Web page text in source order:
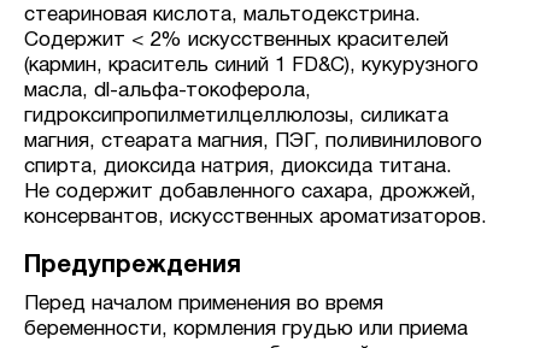
стеариновая кислота, мальтодекстрина.
Содержит < 2% искусственных красителей
(кармин, краситель синий 1 FD&С), кукурузного
масла, dl-альфа-токоферола,
гидроксипропилметилцеллюлозы, силиката
магния, стеарата магния, ПЭГ, поливинилового
спирта, диоксида натрия, диоксида титана.
Не содержит добавленного сахара, дрожжей,
консервантов, искусственных ароматизаторов.
Предупреждения
Перед началом применения во время
беременности, кормления грудью или приема